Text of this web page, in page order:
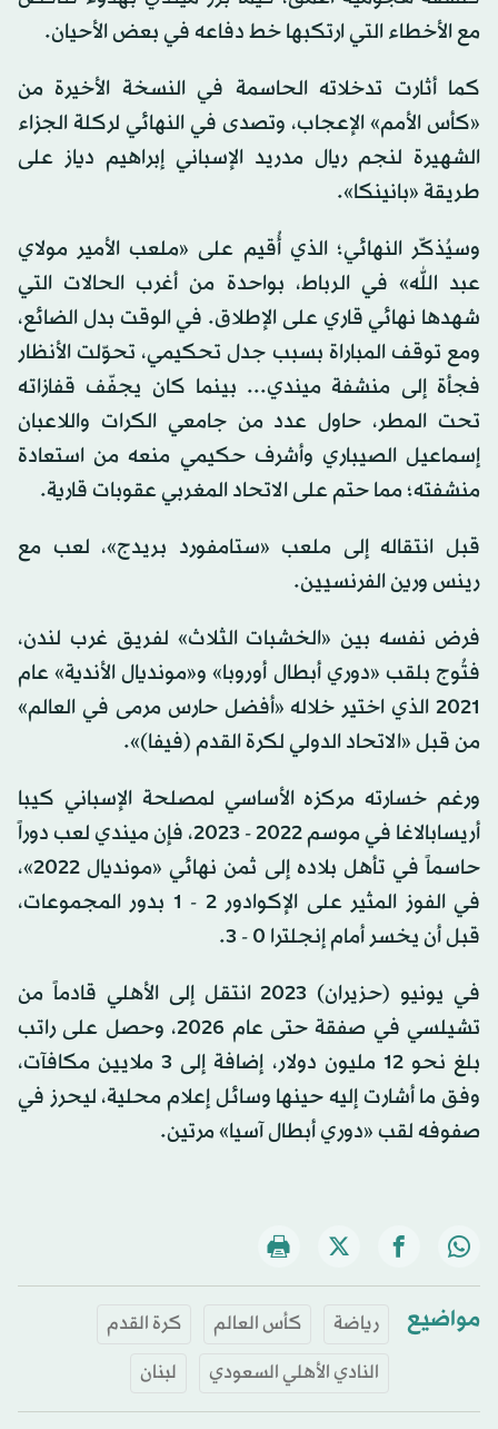
مع الأخطاء التي ارتكبها خط دفاعه في بعض الأحيان.
كما أثارت تدخلاته الحاسمة في النسخة الأخيرة من
«كأس الأمم» الإعجاب، وتصدى في النهائي لركلة الجزاء
الشهيرة لنجم ريال مدريد الإسباني إبراهيم دياز على
طريقة «بانينكا».
وسيُذكّر النهائي؛ الذي أُقيم على «ملعب الأمير مولاي
عبد الله» في الرباط، بواحدة من أغرب الحالات التي
شهدها نهائي قاري على الإطلاق. في الوقت بدل الضائع،
ومع توقف المباراة بسبب جدل تحكيمي، تحوّلت الأنظار
فجأة إلى منشفة ميندي... بينما كان يجفّف قفازاته
تحت المطر، حاول عدد من جامعي الكرات واللاعبان
إسماعيل الصيباري وأشرف حكيمي منعه من استعادة
منشفته؛ مما حتم على الاتحاد المغربي عقوبات قارية.
قبل انتقاله إلى ملعب «ستامفورد بريدج»، لعب مع
رينس ورين الفرنسيين.
فرض نفسه بين «الخشبات الثلاث» لفريق غرب لندن،
فتُوج بلقب «دوري أبطال أوروبا» و«مونديال الأندية» عام
2021 الذي اختير خلاله «أفضل حارس مرمى في العالم»
من قبل «الاتحاد الدولي لكرة القدم (فيفا)».
ورغم خسارته مركزه الأساسي لمصلحة الإسباني كيبا
أريسابالاغا في موسم 2022 - 2023، فإن ميندي لعب دوراً
حاسماً في تأهل بلاده إلى ثمن نهائي «مونديال 2022»،
في الفوز المثير على الإكوادور 2 - 1 بدور المجموعات،
قبل أن يخسر أمام إنجلترا 0 - 3.
في يونيو (حزيران) 2023 انتقل إلى الأهلي قادماً من
تشيلسي في صفقة حتى عام 2026، وحصل على راتب
بلغ نحو 12 مليون دولار، إضافة إلى 3 ملايين مكافآت،
وفق ما أشارت إليه حينها وسائل إعلام محلية، ليحرز في
صفوفه لقب «دوري أبطال آسيا» مرتين.
مواضيع رياضة كأس العالم
كرة القدم
النادي الأهلي السعودي
لبنان